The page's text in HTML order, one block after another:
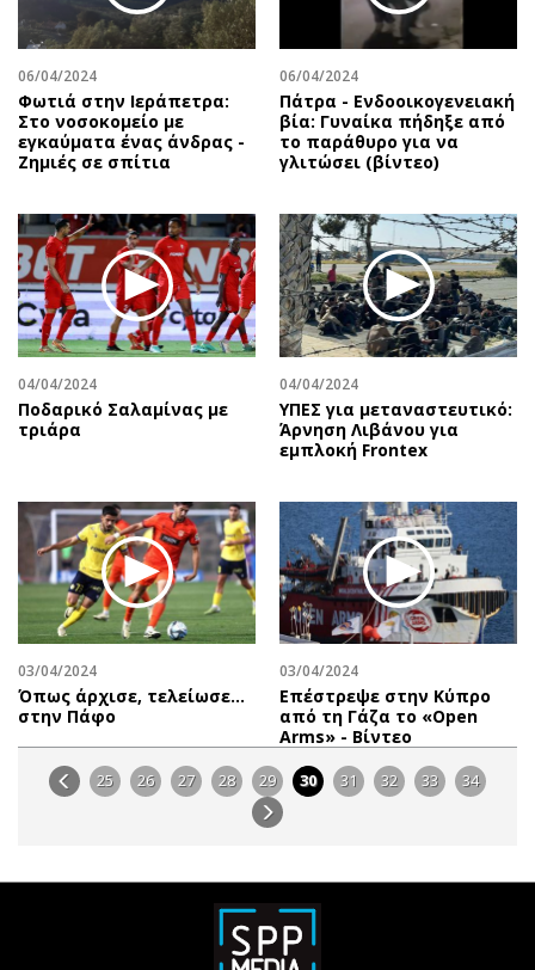
06/04/2024
Φωτιά στην Ιεράπετρα:
Στο νοσοκομείο με
εγκαύματα ένας άνδρας -
Ζημιές σε σπίτια
06/04/2024
Πάτρα - Ενδοοικογενειακή
βία: Γυναίκα πήδηξε από
το παράθυρο για να
γλιτώσει (βίντεο)
04/04/2024
Ποδαρικό Σαλαμίνας με
τριάρα
04/04/2024
ΥΠΕΣ για μεταναστευτικό:
Άρνηση Λιβάνου για
εμπλοκή Frontex
03/04/2024
Όπως άρχισε, τελείωσε…
στην Πάφο
03/04/2024
Επέστρεψε στην Κύπρο
από τη Γάζα το «Open
Arms» - Βίντεο
25 26 27 28 29 30 31 32 33 34